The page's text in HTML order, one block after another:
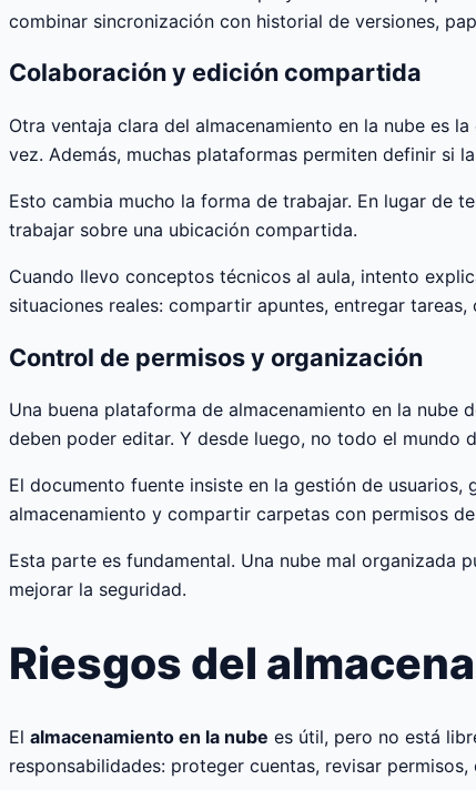
combinar sincronización con historial de versiones,
Colaboración y edición compartida
Otra ventaja clara del almacenamiento en la nube es
vez. Además, muchas plataformas permiten definir si
Esto cambia mucho la forma de trabajar. En lugar de
trabajar sobre una ubicación compartida.
Cuando llevo conceptos técnicos al aula, intento
situaciones reales: compartir apuntes, entregar
Control de permisos y organización
Una buena plataforma de almacenamiento en la
deben poder editar. Y desde luego, no todo el mundo
El documento fuente insiste en la gestión de
almacenamiento y compartir carpetas con permisos
Esta parte es fundamental. Una nube mal organizada
mejorar la seguridad.
Riesgos del
El almacenamiento en la nube es útil, pero no está
responsabilidades: proteger cuentas, revisar